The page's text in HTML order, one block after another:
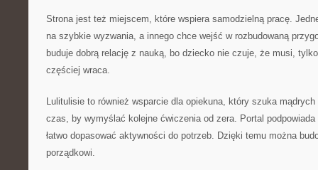
Strona jest też miejscem, które wspiera samodzielną pracę.
na szybkie wyzwania, a innego chce wejść w rozbudowaną
buduje dobrą relację z nauką, bo dziecko nie czuje, że musi,
częściej wraca.
Lulitulisie to również wsparcie dla opiekuna, który szuka
czas, by wymyślać kolejne ćwiczenia od zera. Portal
łatwo dopasować aktywności do potrzeb. Dzięki temu można
porządkowi.